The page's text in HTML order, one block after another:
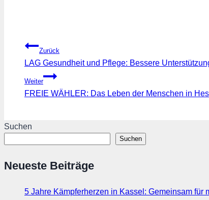
Beitragsnavigation
Zurück
LAG Gesundheit und Pflege: Bessere
Weiter
FREIE WÄHLER: Das Leben der Menschen in
Suchen
Suchen
Neueste Beiträge
5 Jahre Kämpferherzen in Kassel: Gemeinsam